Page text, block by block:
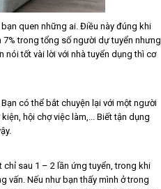
quen những ai. Điều này đúng khi
trong tổng số người dự tuyển nhưng
nói tốt vài lời với nhà tuyển dụng thì cơ
có thể bắt chuyện lại với một người
hội chợ việc làm,... Biết tận dụng
sau 1 – 2 lần ứng tuyển, trong khi
vấn. Nếu như bạn thấy mình ở trong